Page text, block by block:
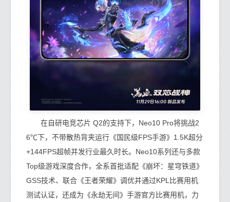
在自研电竞芯片 Q2的支持下，Neo10 Pro将挑战2
6℃下，不带散热背夹运行《国民级FPS手游》1.5K超分
+144FPS超帧并发行业最久时长。Neo10系列还与多款
Top级游戏深度合作，全系首批适配《崩坏：星穹铁道》
GSS技术、联合《王者荣耀》调优并通过KPL比赛用机
测试认证，还成为《永劫无间》手游官方比赛用机，力